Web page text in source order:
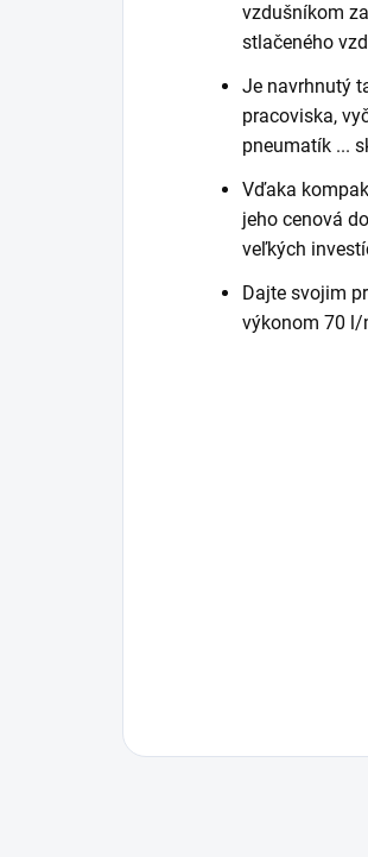
vzdušníkom
stlačeného
Je navrhnutý
pracoviska,
pneumatík ...
Vďaka
jeho cenová
veľkých
Dajte svojim
výkonom 70 l/